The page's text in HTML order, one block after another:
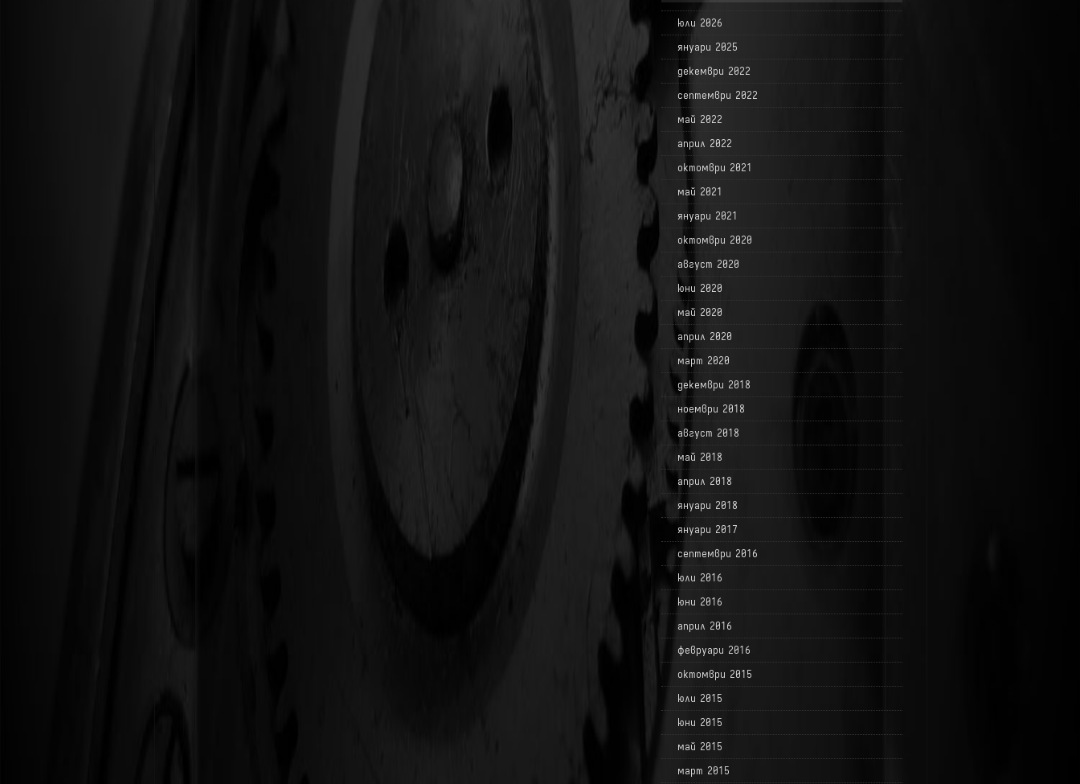
юли 2026
януари 2025
декември 2022
септември 2022
май 2022
април 2022
октомври 2021
май 2021
януари 2021
октомври 2020
август 2020
юни 2020
май 2020
април 2020
март 2020
декември 2018
ноември 2018
август 2018
май 2018
април 2018
януари 2018
януари 2017
септември 2016
юли 2016
юни 2016
април 2016
февруари 2016
октомври 2015
юли 2015
юни 2015
май 2015
март 2015